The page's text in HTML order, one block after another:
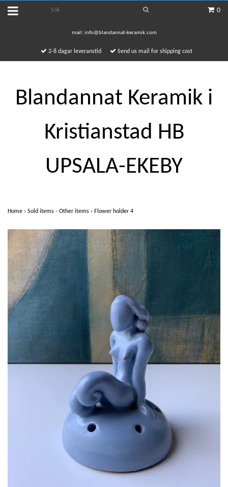
0
mail: info@blandannat-keramik.com
2-8 dagar leveranstid Send us mail for shipping cost
Blandannat Keramik i
Kristianstad HB
UPSALA-EKEBY
Home › Sold items - Other items › Flower holder 4